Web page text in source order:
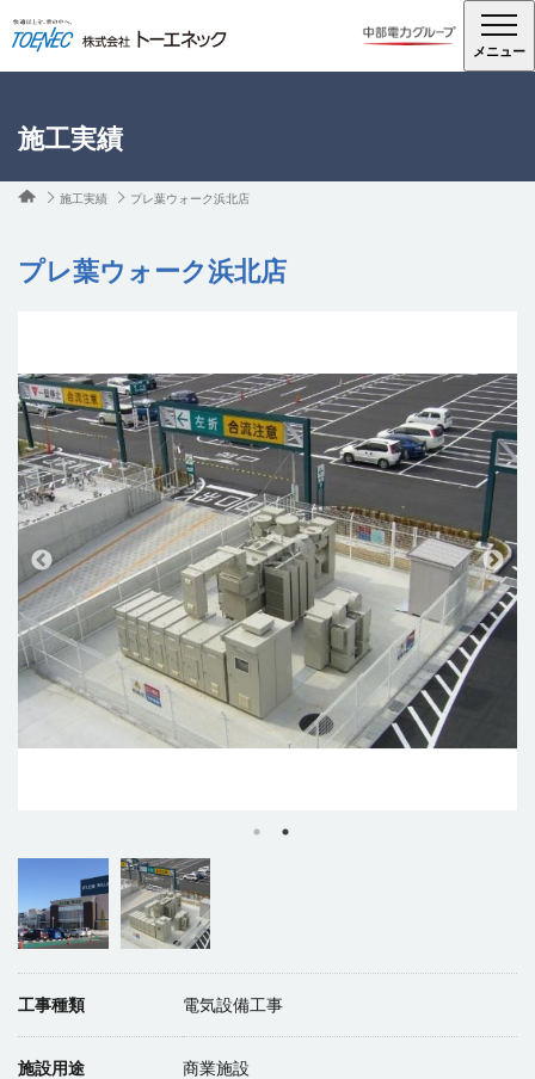
メニュー
施工実績
施工実績 プレ葉ウォーク浜北店
プレ葉ウォーク浜北店
工事種類 電気設備工事
施設用途 商業施設